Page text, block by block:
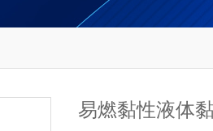
易燃黏性液体